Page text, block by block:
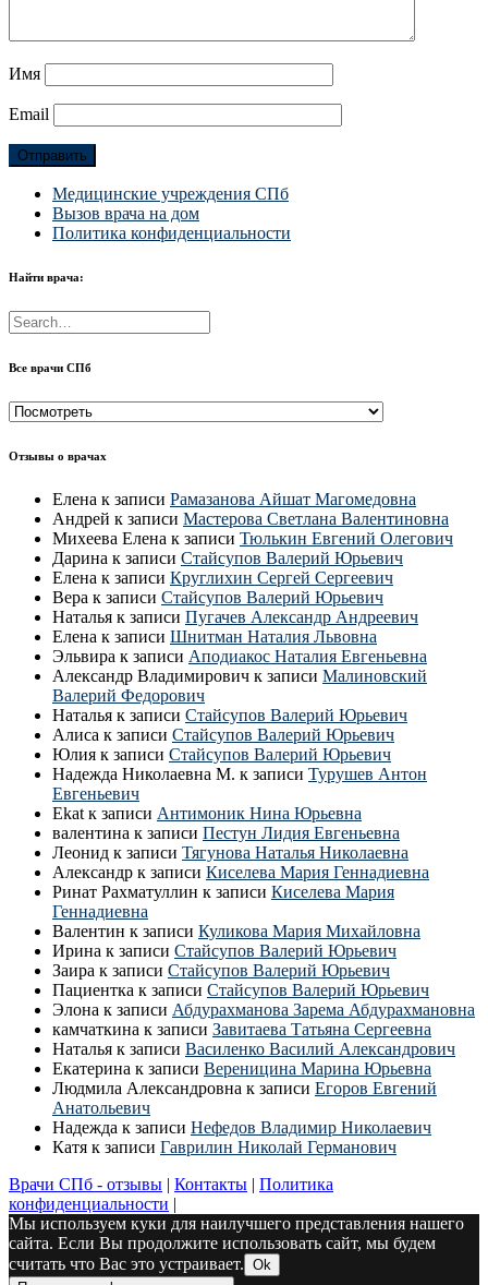
Имя
Email
Медицинские учреждения СПб
Вызов врача на дом
Политика конфиденциальности
Найти врача:
Все врачи СПб
Все
СПб
Отзывы о врачах
Елена к записи Рамазанова Айшат Магомедовна
Андрей к записи Мастерова Светлана Валентиновна
Михеева Елена к записи Тюлькин Евгений Олегович
Дарина к записи Стайсупов Валерий Юрьевич
Елена к записи Круглихин Сергей Сергеевич
Вера к записи Стайсупов Валерий Юрьевич
Наталья к записи Пугачев Александр Андреевич
Елена к записи Шнитман Наталия Львовна
Эльвира к записи Аподиакос Наталия Евгеньевна
Александр Владимирович к записи Малиновский
Валерий Федорович
Наталья к записи Стайсупов Валерий Юрьевич
Алиса к записи Стайсупов Валерий Юрьевич
Юлия к записи Стайсупов Валерий Юрьевич
Надежда Николаевна М. к записи Турушев Антон
Евгеньевич
Ekat к записи Антимоник Нина Юрьевна
валентина к записи Пестун Лидия Евгеньевна
Леонид к записи Тягунова Наталья Николаевна
Александр к записи Киселева Мария Геннадиевна
Ринат Рахматуллин к записи Киселева Мария
Геннадиевна
Валентин к записи Куликова Мария Михайловна
Ирина к записи Стайсупов Валерий Юрьевич
Заира к записи Стайсупов Валерий Юрьевич
Пациентка к записи Стайсупов Валерий Юрьевич
Элона к записи Абдурахманова Зарема Абдурахмановна
камчаткина к записи Завитаева Татьяна Сергеевна
Наталья к записи Василенко Василий Александрович
Екатерина к записи Вереницина Марина Юрьевна
Людмила Александровна к записи Егоров Евгений
Анатольевич
Надежда к записи Нефедов Владимир Николаевич
Катя к записи Гаврилин Николай Германович
Врачи СПб - отзывы | Контакты | Политика
конфиденциальности |
Мы используем куки для наилучшего представления нашего
сайта. Если Вы продолжите использовать сайт, мы будем
считать что Вас это устраивает. Ok